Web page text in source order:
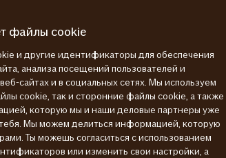
Как не переплачивать за полис КАСКО
файлы cookie
и другие идентификаторы для обеспечения
анализа посещений пользователей и
сайтах и в социальных сетях. Мы используем
cookie, так и сторонние файлы cookie, а также
которую мы и наши деловые партнеры уже
Мы можем делиться информацией, которую
Ты можешь согласиться с использованием
или изменить свои настройки, а